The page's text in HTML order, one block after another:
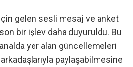
gelen sesli mesaj ve anket
bir işlev daha duyuruldu. Bu
yer alan güncellemeleri
paylaşabilmesine